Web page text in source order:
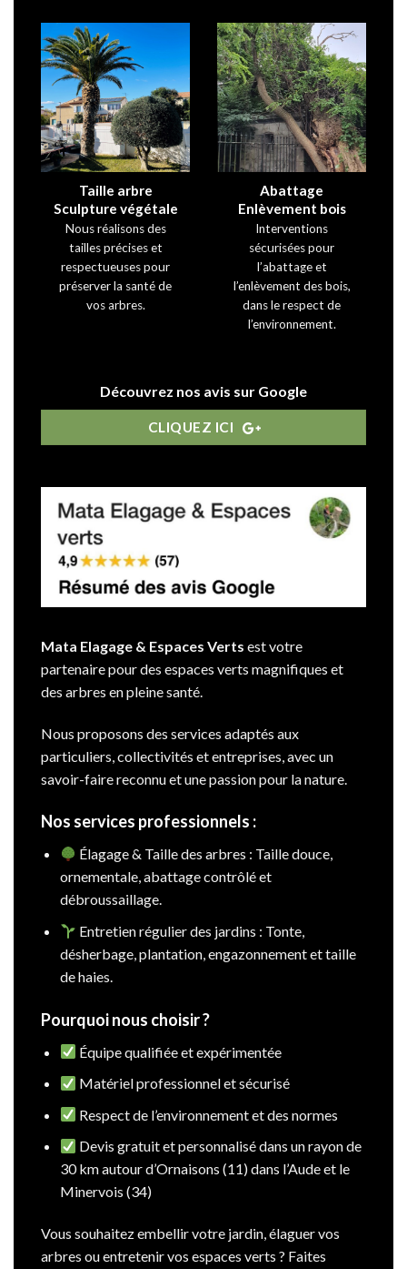
Taille arbre
Sculpture végétale
Nous réalisons des
tailles précises et
respectueuses pour
préserver la santé de
vos arbres.
Abattage
Enlèvement bois
Interventions
sécurisées pour
l’abattage et
l’enlèvement des bois,
dans le respect de
l’environnement.
Découvrez nos avis sur Google
CLIQUEZ ICI
Mata Elagage & Espaces Verts est votre
partenaire pour des espaces verts magnifiques et
des arbres en pleine santé.
Nous proposons des services adaptés aux
particuliers, collectivités et entreprises, avec un
savoir-faire reconnu et une passion pour la nature.
Nos services professionnels :
Élagage & Taille des arbres : Taille douce,
ornementale, abattage contrôlé et
débroussaillage.
Entretien régulier des jardins : Tonte,
désherbage, plantation, engazonnement et taille
de haies.
Pourquoi nous choisir ?
Équipe qualifiée et expérimentée
Matériel professionnel et sécurisé
Respect de l’environnement et des normes
Devis gratuit et personnalisé dans un rayon de
30 km autour d’Ornaisons (11) dans l’Aude et le
Minervois (34)
Vous souhaitez embellir votre jardin, élaguer vos
arbres ou entretenir vos espaces verts ? Faites